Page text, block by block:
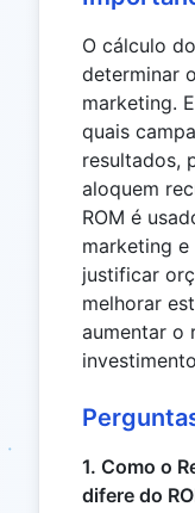
O cálculo
determinar
marketing.
quais
resultados,
aloquem
ROM é
marketing e
justificar
melhorar
aumentar o
1. Como o
difere do